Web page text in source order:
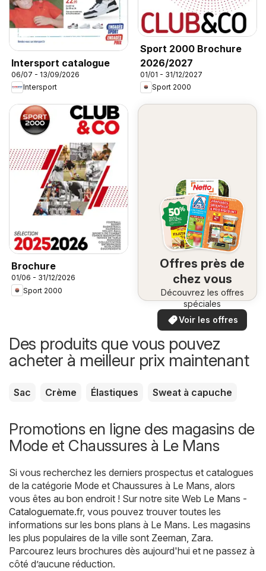
Intersport catalogue
06/07 - 13/09/2026
Intersport
Sport 2000 Brochure
2026/2027
01/01 - 31/12/2027
Sport 2000
Brochure
01/06 - 31/12/2026
Sport 2000
Offres près de
chez vous
Découvrez les offres
spéciales
Voir les offres
Des produits que vous pouvez
acheter à meilleur prix maintenant
Sac Crème Élastiques Sweat à capuche
Promotions en ligne des magasins de
Mode et Chaussures à Le Mans
Si vous recherchez les derniers prospectus et catalogues
de la catégorie Mode et Chaussures à Le Mans, alors
vous êtes au bon endroit ! Sur notre site Web Le Mans -
Cataloguemate.fr, vous pouvez trouver toutes les
informations sur les bons plans à Le Mans. Les magasins
les plus populaires de la ville sont Zeeman, Zara.
Parcourez leurs brochures dès aujourd'hui et ne passez à
côté d’aucune réduction.